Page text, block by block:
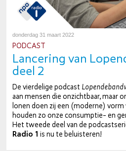
donderdag 31 maart 2022
PODCAST
Lancering van
deel 2
De vier­de­li­ge podcast
aan mensen die on­zicht­baar, maar
lonen doen zij een (moderne)
houden zo onze con­sump­tie- en
Het tweede deel van de
Radio 1is nu te be­luis­te­ren!